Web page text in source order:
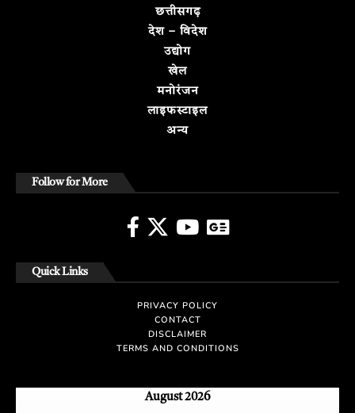
छत्तीसगढ़
देश – विदेश
उद्योग
खेल
मनोरंजन
लाइफस्टाइल
अन्य
Follow for More
Quick Links
PRIVACY POLICY
CONTACT
DISCLAIMER
TERMS AND CONDITIONS
August 2026